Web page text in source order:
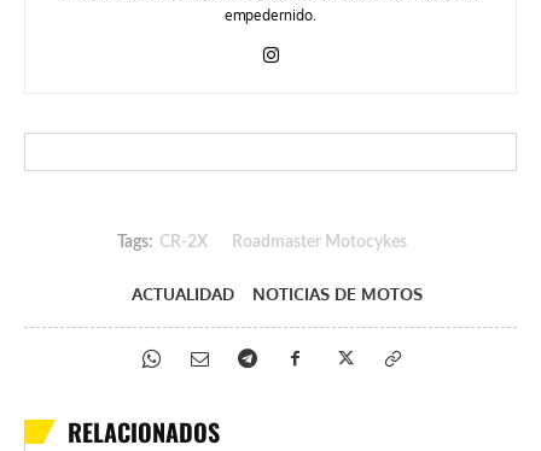
empedernido.
Tags: CR-2X Roadmaster Motocykes
ACTUALIDAD NOTICIAS DE MOTOS
RELACIONADOS